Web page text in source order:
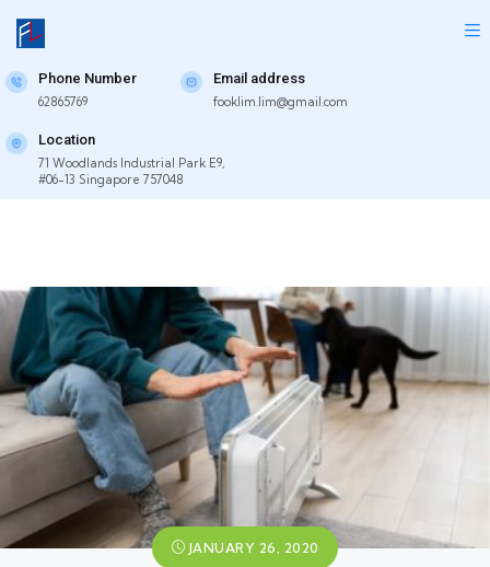
Phone Number
62865769
Email address
fooklim.lim@gmail.com
Location
71 Woodlands Industrial Park E9,
#06-13 Singapore 757048
JANUARY 26, 2020